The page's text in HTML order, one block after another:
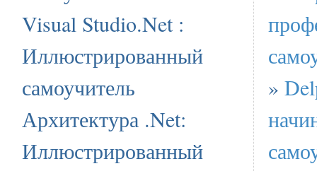
Visual Studio.Net :
Иллюстрированный
самоучитель
Архитектура .Net:
Иллюстрированный
»